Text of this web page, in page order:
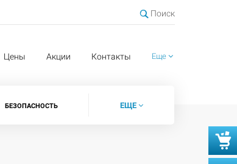
Поиск
Цены Акции Контакты Еще
БЕЗОПАСНОСТЬ ЕЩЕ